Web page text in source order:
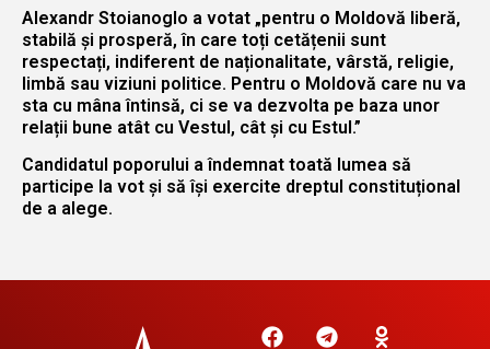
Alexandr Stoianoglo a votat „pentru o Moldovă liberă,
stabilă și prosperă, în care toți cetățenii sunt
respectați, indiferent de naționalitate, vârstă, religie,
limbă sau viziuni politice. Pentru o Moldovă care nu va
sta cu mâna întinsă, ci se va dezvolta pe baza unor
relații bune atât cu Vestul, cât și cu Estul.”
Candidatul poporului a îndemnat toată lumea să
participe la vot și să își exercite dreptul constituțional
de a alege.